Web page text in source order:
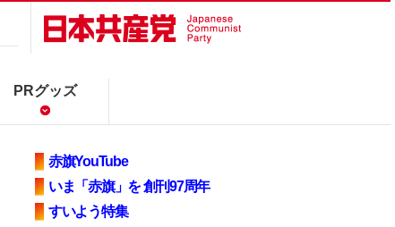
PRグッズ
赤旗YouTube
いま「赤旗」を 創刊97周年
すいよう特集